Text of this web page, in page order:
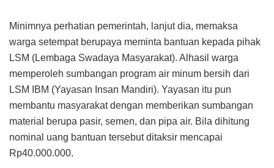
Minimnya perhatian pemerintah, lanjut dia, memaksa
warga setempat berupaya meminta bantuan kepada pihak
LSM (Lembaga Swadaya Masyarakat). Alhasil warga
memperoleh sumbangan program air minum bersih dari
LSM IBM (Yayasan Insan Mandiri). Yayasan itu pun
membantu masyarakat dengan memberikan sumbangan
material berupa pasir, semen, dan pipa air. Bila dihitung
nominal uang bantuan tersebut ditaksir mencapai
Rp40.000.000.